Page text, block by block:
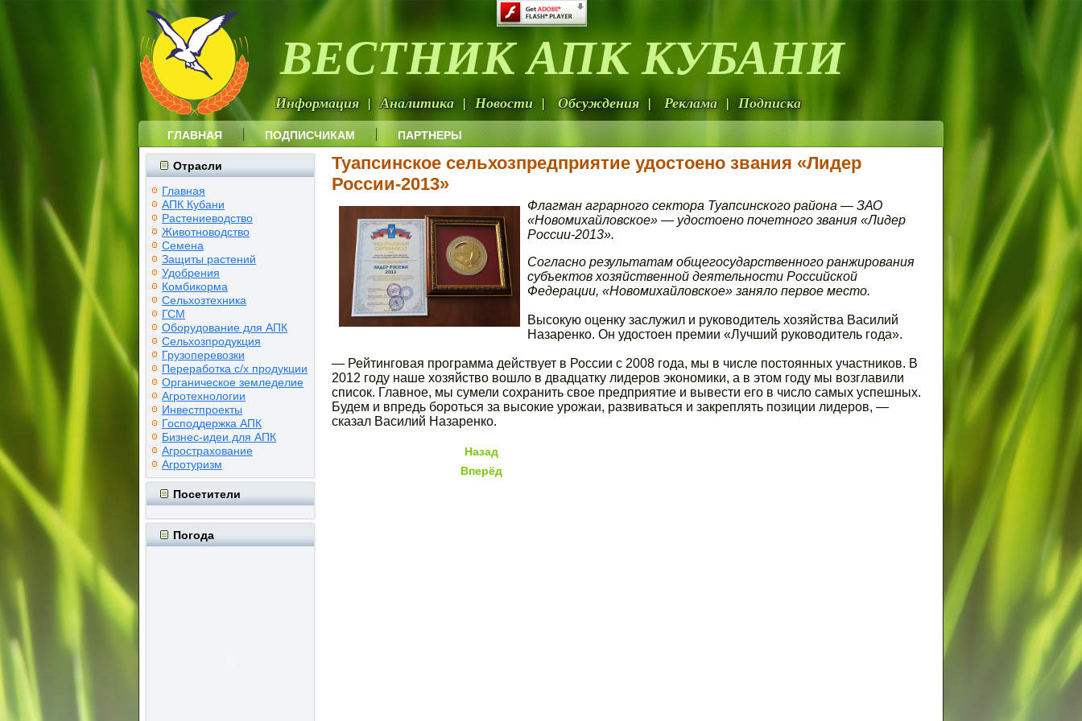
Информация | Аналитика | Новости | Обсуждения | Реклама | Подписка
ВЕСТНИК АПК КУБАНИ
ГЛАВНАЯ ПОДПИСЧИКАМ ПАРТНЕРЫ
Отрасли
Главная
АПК Кубани
Растениеводство
Животноводство
Семена
Защиты растений
Удобрения
Комбикорма
Сельхозтехника
ГСМ
Оборудование для АПК
Сельхозпродукция
Грузоперевозки
Переработка с/х продукции
Органическое земледелие
Агротехнологии
Инвестпроекты
Господдержка АПК
Бизнес-идеи для АПК
Агрострахование
Агротуризм
Посетители
Погода
Туапсинское сельхозпредприятие удостоено звания «Лидер
России-2013»
Флагман аграрного сектора Туапсинского района — ЗАО
«Новомихайловское» — удостоено почетного звания «Лидер
России-2013».
Согласно результатам общегосударственного ранжирования
субъектов хозяйственной деятельности Российской
Федерации, «Новомихайловское» заняло первое место.
Высокую оценку заслужил и руководитель хозяйства Василий
Назаренко. Он удостоен премии «Лучший руководитель года».
— Рейтинговая программа действует в России с 2008 года, мы в числе постоянных участников. В
2012 году наше хозяйство вошло в двадцатку лидеров экономики, а в этом году мы возглавили
список. Главное, мы сумели сохранить свое предприятие и вывести его в число самых успешных.
Будем и впредь бороться за высокие урожаи, развиваться и закреплять позиции лидеров, —
сказал Василий Назаренко.
Назад
Вперёд